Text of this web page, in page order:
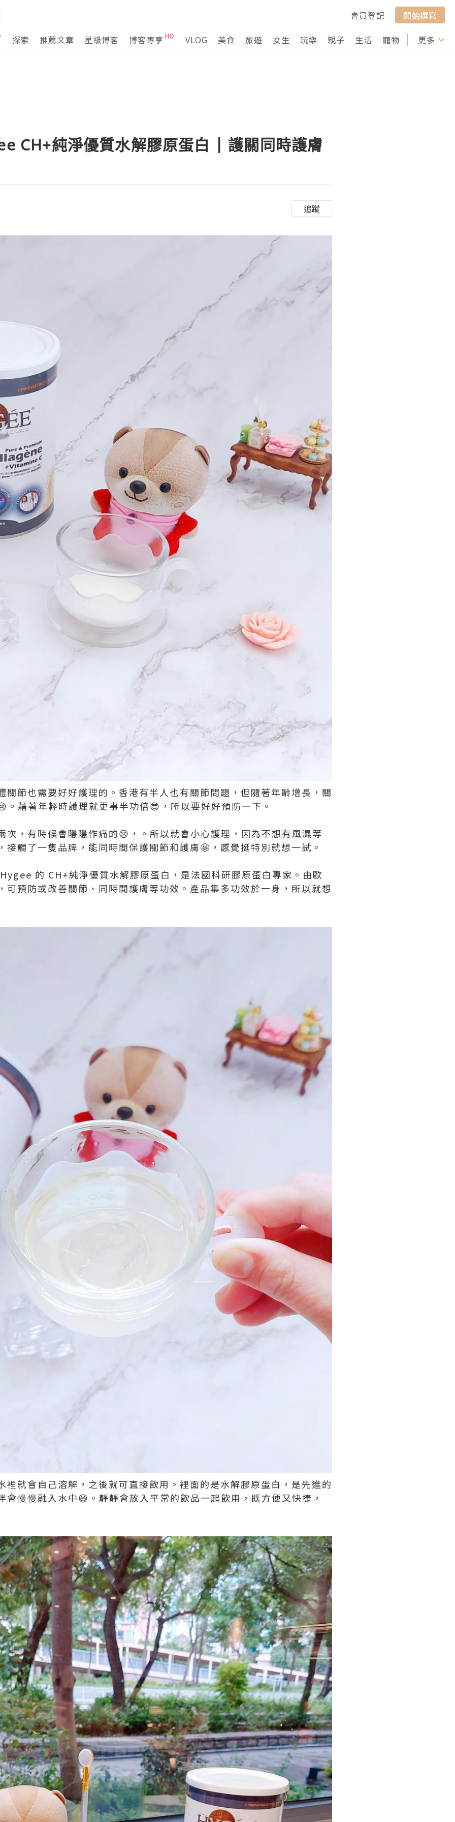
會員登記
開始撰寫
探索
推薦文章 星級博客 博客專享 VLOG 美食 旅遊 女生 玩樂 親子 生活 寵物 行山 打卡
更多
CH+純淨優質水解膠原蛋白 | 護關同時護膚
追蹤
關節也需要好好護理的。香港有半人也有關節問題，但隨著年齡增長，關
。藉著年輕時護理就更事半功倍😎，所以要好好預防一下。
次，有時候會隱隱作痛的😢，。所以就會小心護理，因為不想有風濕等
接觸了一隻品牌，能同時間保護關節和護膚🤩，感覺挺特別就想一試。
的 CH+純淨優質水解膠原蛋白，是法國科研膠原蛋白專家。由歐
可預防或改善關節、同時間護膚等功效。產品集多功效於一身，所以就想
裡就會自己溶解，之後就可直接飲用。裡面的是水解膠原蛋白，是先進的
會慢慢融入水中😆。靜靜會放入平常的飲品一起飲用，既方便又快捷，